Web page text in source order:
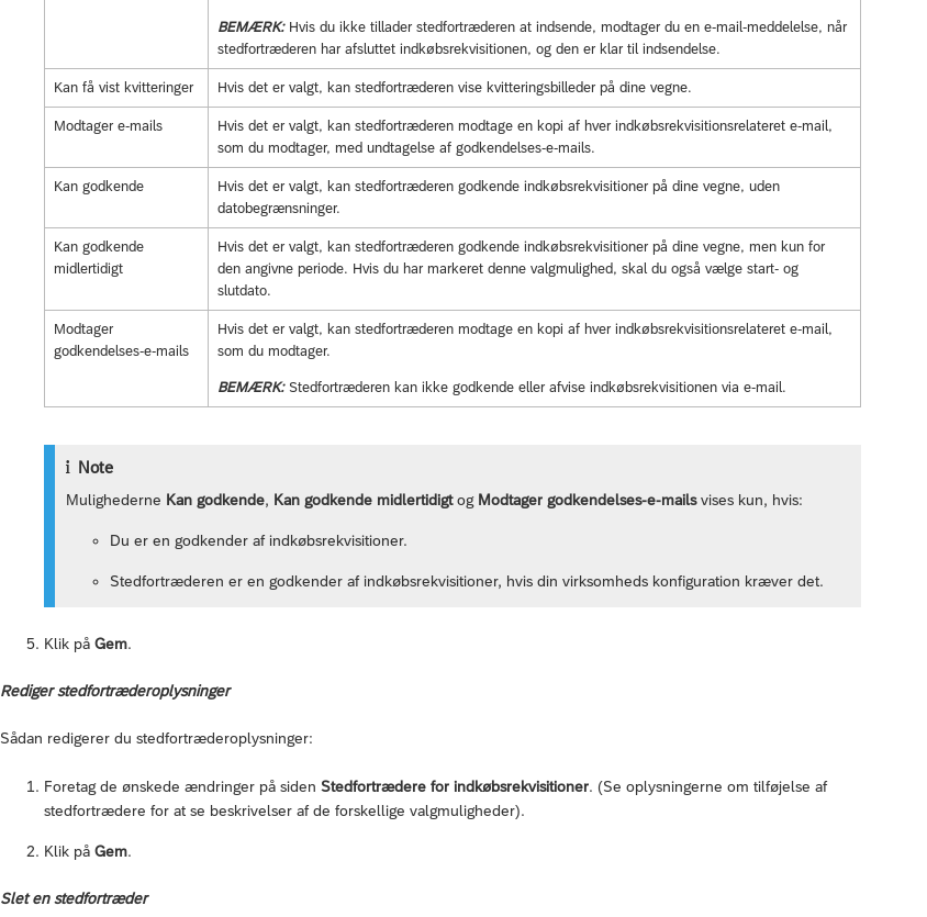
BEMÆRK:Hvis du ikke tillader stedfortræderen at indsende, modtager du en e-mail-meddelelse, når
stedfortræderen har afsluttet indkøbsrekvisitionen, og den er klar til indsendelse.
Kan få vist kvitteringer Hvis det er valgt, kan stedfortræderen vise kvitteringsbilleder på dine vegne.
Modtager e-mails
Hvis det er valgt, kan stedfortræderen modtage en kopi af hver indkøbsrekvisitionsrelateret e-mail,
som du modtager, med undtagelse af godkendelses-e-mails.
Kan godkende
Hvis det er valgt, kan stedfortræderen godkende indkøbsrekvisitioner på dine vegne, uden
datobegrænsninger.
Kan godkende
midlertidigt
Hvis det er valgt, kan stedfortræderen godkende indkøbsrekvisitioner på dine vegne, men kun for
den angivne periode. Hvis du har markeret denne valgmulighed, skal du også vælge start- og
slutdato.
Modtager
godkendelses-e-mails
Hvis det er valgt, kan stedfortræderen modtage en kopi af hver indkøbsrekvisitionsrelateret e-mail,
som du modtager.
BEMÆRK:Stedfortræderen kan ikke godkende eller afvise indkøbsrekvisitionen via e-mail.
Note
Mulighederne Kan godkende, Kan godkende midlertidigtog Modtager godkendelses-e-mailsvises kun, hvis:
Du er en godkender af indkøbsrekvisitioner.
Stedfortræderen er en godkender af indkøbsrekvisitioner, hvis din virksomheds konfiguration kræver det.
Klik på Gem.
Rediger stedfortræderoplysninger
Sådan redigerer du stedfortræderoplysninger:
Foretag de ønskede ændringer på siden Stedfortrædere for indkøbsrekvisitioner. (Se oplysningerne om tilføjelse af
stedfortrædere for at se beskrivelser af de forskellige valgmuligheder).
Klik på Gem.
Slet en stedfortræder